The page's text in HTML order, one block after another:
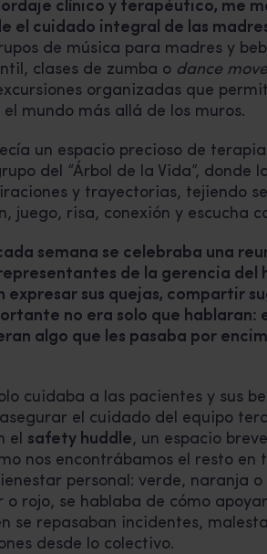
clínico y terapéutico, me
el cuidado integral de las
de música para madres y
clases de zumba o dance
organizadas que
mundo más allá de los muros.
un espacio precioso de
del “Árbol de la Vida”, donde
y trayectorias, tejiendo
juego, risa, conexión y escucha
semana se celebraba una
de la gerencia del
expresar sus quejas, compartir
no era solo que hablaran:
algo que les pasaba por
cuidaba a las pacientes y sus
el cuidado del equipo
el safety huddle, un espacio
nos encontrábamos el resto
personal: verde, naranja
o rojo, se hablaba de cómo
se repasaban incidentes,
desde lo colectivo.